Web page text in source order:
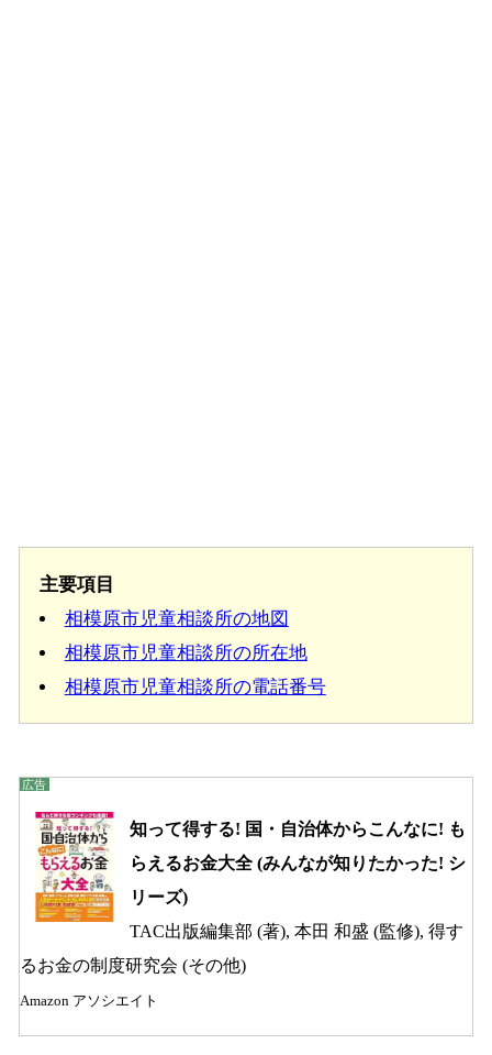
主要項目
相模原市児童相談所の地図
相模原市児童相談所の所在地
相模原市児童相談所の電話番号
知って得する! 国・自治体からこんなに! も
らえるお金大全 (みんなが知りたかった! シ
リーズ)
TAC出版編集部 (著), 本田 和盛 (監修), 得す
るお金の制度研究会 (その他)
Amazon アソシエイト